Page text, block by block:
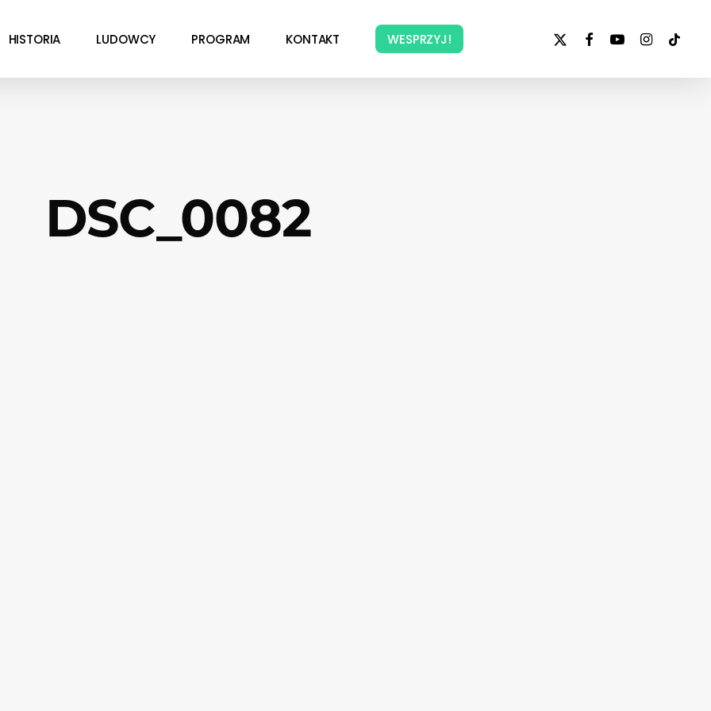
HISTORIA LUDOWCY PROGRAM KONTAKT WESPRZYJ!
x-
facebookyoutubeinstagram
tiktok
DSC_0082